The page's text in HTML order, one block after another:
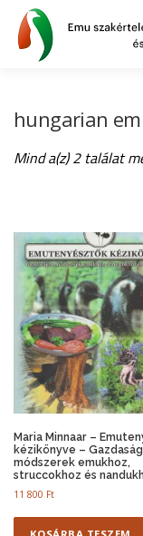
Tovább
tartalomhoz
hungarian
Mind a(z) 2 találat
Maria Minnaar –
kézikönyve –
módszerek emukhoz,
struccokhoz és
11 800 Ft